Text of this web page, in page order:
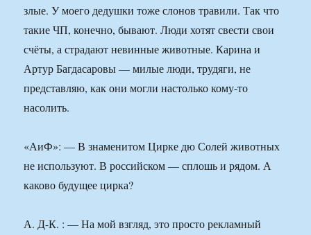
злые. У моего дедушки тоже слонов травили. Так что
такие ЧП, конечно, бывают. Люди хотят свести свои
счёты, а страдают невинные животные. Карина и
Артур Багдасаровы — милые люди, трудяги, не
представляю, как они могли настолько кому-то
насолить.
«АиФ»: — В знаменитом Цирке дю Солей животных
не используют. В российском — сплошь и рядом. А
каково будущее цирка?
А. Д-К. : — На мой взгляд, это просто рекламный